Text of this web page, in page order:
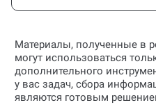
Материалы, полученные в
могут использоваться
дополнительного
у вас задач, сбора
являются готовым